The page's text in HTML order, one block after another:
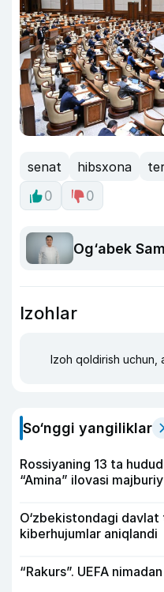
senat hibsxona
0
0
Og‘abek
Izohlar
Izoh qoldirish uchun,
So‘nggi yangiliklar
Rossiyaning 13 ta
“Amina” ilovasi
O‘zbekistondagi
kiberhujumlar aniqlandi
“Rakurs”. UEFA